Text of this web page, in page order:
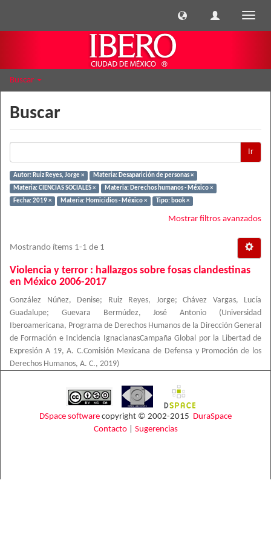
Buscar
Buscar
Ir
Autor: Ruiz Reyes, Jorge ×
Materia: Desaparición de personas ×
Materia: CIENCIAS SOCIALES ×
Materia: Derechos humanos - México ×
Fecha: 2019 ×
Materia: Homicidios - México × Tipo: book ×
Mostrar filtros avanzados
Mostrando ítems 1-1 de 1
Violencia y terror : hallazgos sobre fosas clandestinas
en México 2006-2017
González Núñez, Denise; Ruiz Reyes, Jorge; Chávez Vargas, Lucía
Guadalupe; Guevara Bermúdez, José Antonio (Universidad
Iberoamericana, Programa de Derechos Humanos de la Dirección General
de Formación e Incidencia IgnacianasCampaña Global por la Libertad de
Expresión A 19, A. C.Comisión Mexicana de Defensa y Promoción de los
Derechos Humanos, A. C., 2019)
DSpace software copyright © 2002-2015 DuraSpace
Contacto| Sugerencias